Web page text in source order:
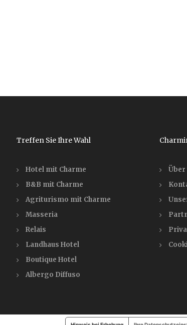
Treffen Sie Ihre Wahl
Hotel mit Charme
B&B mit Charme
Agriturismo mit Charme
Masseria
Relais
Landhaus Hotel
Boutique Hotel
Albergo Diffuso
Über